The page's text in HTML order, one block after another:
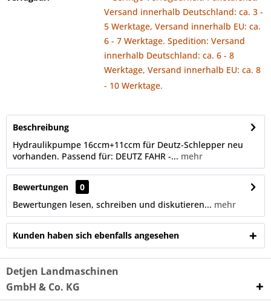
Versand innerhalb Deutschland: ca. 3 -
5 Werktage, Versand innerhalb EU: ca.
6 - 7 Werktage. Spedition: Versand
innerhalb Deutschland: ca. 6 - 8
Werktage, Versand innerhalb EU: ca. 8
- 10 Werktage.
Beschreibung
Hydraulikpumpe 16ccm+11ccm für Deutz-Schlepper neu
vorhanden. Passend für: DEUTZ FAHR -... mehr
Bewertungen
0
Bewertungen lesen, schreiben und diskutieren... mehr
Kunden haben sich ebenfalls angesehen
Detjen Landmaschinen
GmbH & Co. KG